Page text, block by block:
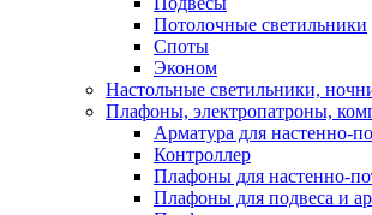
Потолочные светильники
Споты
Эконом
Настольные светильники,
Плафоны, электропатроны,
Арматура для настенно-
Контроллер
Плафоны для настенно-
Плафоны для подвеса и